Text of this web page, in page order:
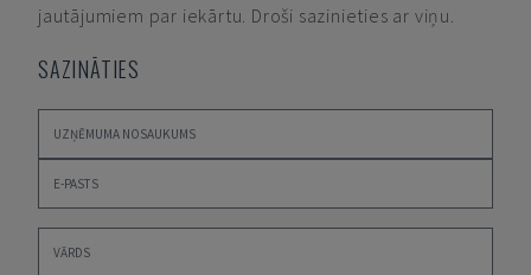
jautājumiem par iekārtu. Droši sazinieties ar viņu.
SAZINĀTIES